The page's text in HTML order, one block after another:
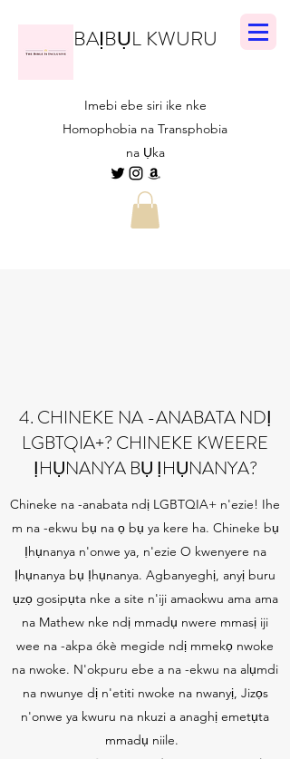
BAỊBỤL KWURU
Imebi ebe siri ike nke
Homophobia na Transphobia
na Ụka
4. CHINEKE NA -ANABATA NDỊ
LGBTQIA+? CHINEKE KWEERE
ỊHỤNANYA BỤ ỊHỤNANYA?
Chineke na -anabata ndị LGBTQIA+ n'ezie! Ihe
m na -ekwu bụ na ọ bụ ya kere ha. Chineke bụ
Ịhụnanya n'onwe ya, n'ezie O kwenyere na
Ịhụnanya bụ Ịhụnanya. Agbanyeghị, anyị buru
ụzọ gosipụta nke a site n'iji amaokwu ama ama
na Mathew nke ndị mmadụ nwere mmasị iji
wee na -akpa ókè megide ndị mmekọ nwoke
na nwoke. N'okpuru ebe a na -ekwu na alụmdi
na nwunye dị n'etiti nwoke na nwanyị, Jizọs
n'onwe ya kwuru na nkuzi a anaghị emetụta
mmadụ niile.